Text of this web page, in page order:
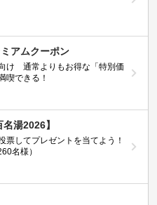
アムクーポン
け 通常よりもお得な「特別価
喫できる！
湯2026】
票してプレゼントを当てよう！
名様）